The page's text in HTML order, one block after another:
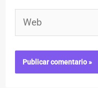
Web